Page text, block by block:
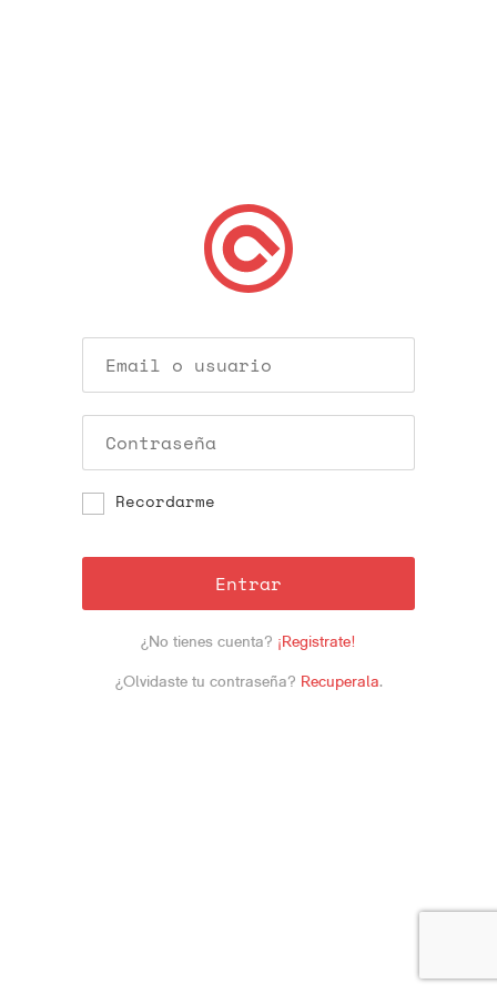
Recordarme
Entrar
¿No tienes cuenta? ¡Registrate!
¿Olvidaste tu contraseña? Recuperala.